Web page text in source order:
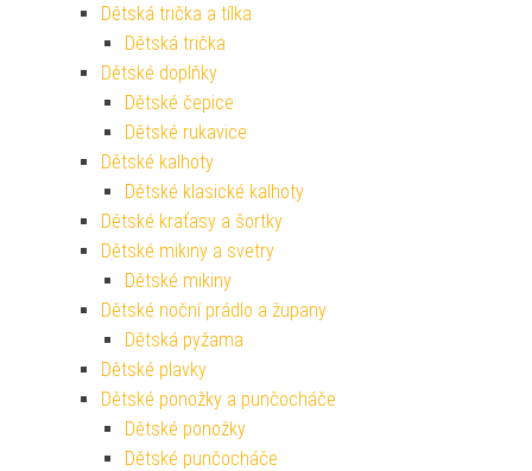
Dětská trička a tílka
Dětská trička
Dětské doplňky
Dětské čepice
Dětské rukavice
Dětské kalhoty
Dětské klasické kalhoty
Dětské kraťasy a šortky
Dětské mikiny a svetry
Dětské mikiny
Dětské noční prádlo a župany
Dětská pyžama
Dětské plavky
Dětské ponožky a punčocháče
Dětské ponožky
Dětské punčocháče